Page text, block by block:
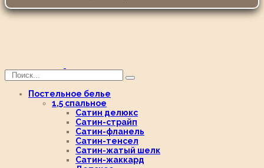
Постельное белье
1,5 спальное
Сатин делюкс
Сатин-страйп
Сатин-фланель
Сатин-тенсел
Сатин-жатый шелк
Сатин-жаккард